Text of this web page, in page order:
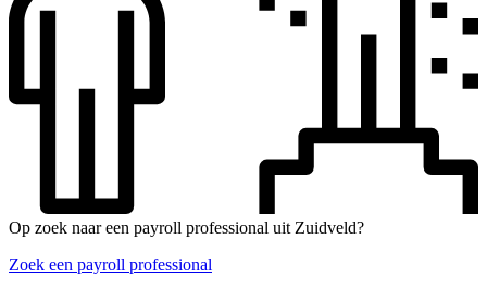
Op zoek naar een payroll professional uit Zuidveld?
Zoek een payroll professional